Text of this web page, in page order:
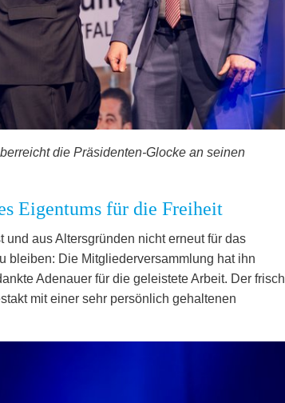
die Präsidenten-Glocke an seinen
Eigentums für die Freiheit
und aus Altersgründen nicht erneut für das
bleiben: Die Mitgliederversammlung hat ihn
Adenauer für die geleistete Arbeit. Der frisch
mit einer sehr persönlich gehaltenen